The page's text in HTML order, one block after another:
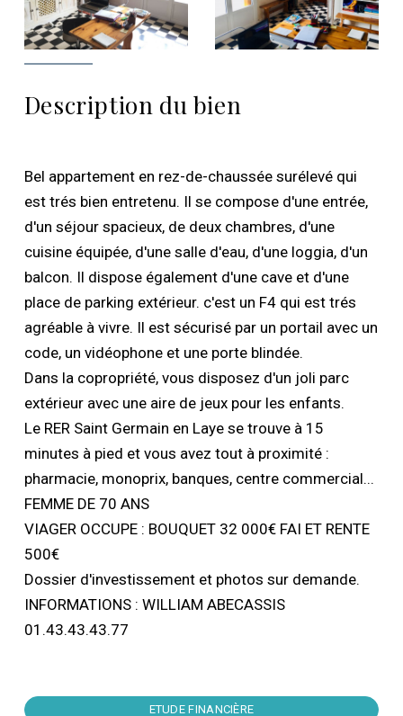
Description du bien
Bel appartement en rez-de-chaussée surélevé qui
est trés bien entretenu. Il se compose d'une entrée,
d'un séjour spacieux, de deux chambres, d'une
cuisine équipée, d'une salle d'eau, d'une loggia, d'un
balcon. Il dispose également d'une cave et d'une
place de parking extérieur. c'est un F4 qui est trés
agréable à vivre. Il est sécurisé par un portail avec un
code, un vidéophone et une porte blindée.
Dans la copropriété, vous disposez d'un joli parc
extérieur avec une aire de jeux pour les enfants.
Le RER Saint Germain en Laye se trouve à 15
minutes à pied et vous avez tout à proximité :
pharmacie, monoprix, banques, centre commercial...
FEMME DE 70 ANS
VIAGER OCCUPE : BOUQUET 32 000€ FAI ET RENTE
500€
Dossier d'investissement et photos sur demande.
INFORMATIONS : WILLIAM ABECASSIS
01.43.43.43.77
ETUDE FINANCIÈRE